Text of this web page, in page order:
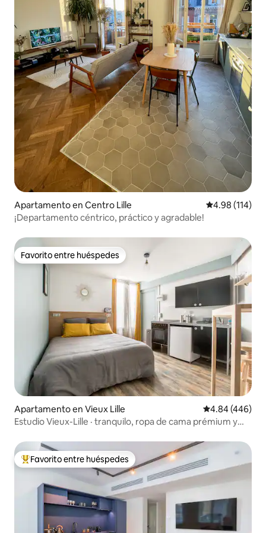
Apartamento en Centro Lille Calificación
4.98 (114)
¡Departamento céntrico, práctico y agradable!
Favorito entre huéspedes
Favorito entre huéspedes
Apartamento en Vieux Lille Calificación
4.84 (446)
Estudio Vieux-Lille · tranquilo, ropa de cama prémium y
Favorito entre huéspedes preferido
Favorito entre huéspedes